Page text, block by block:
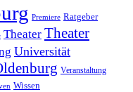
Premiere Ratgeber
Theater Theater
Universität
Veranstaltung
Wissen